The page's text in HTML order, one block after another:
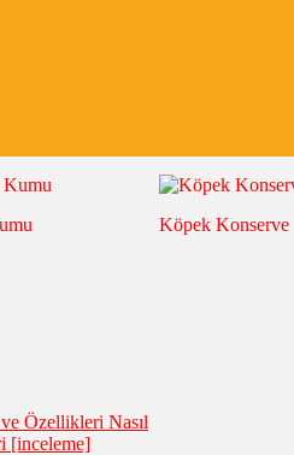
Köpek Konserve
Özellikleri Nasıl
[inceleme]